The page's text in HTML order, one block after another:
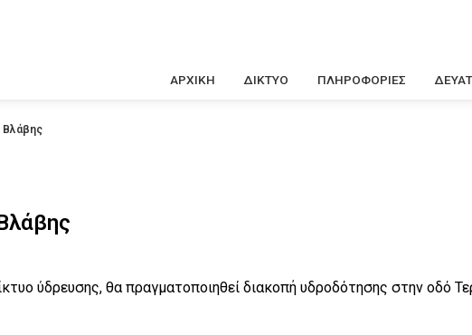
πλοήγηση
ΑΡΧΙΚΗ ΔΙΚΤΥΟ ΠΛΗΡΟΦΟΡΙΕΣ ΔΕΥΑΤ
Βλάβης
ύδρευσης, θα πραγματοποιηθεί διακοπή υδροδότησης στην οδό